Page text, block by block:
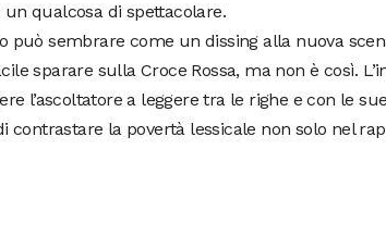
qualcosa di spettacolare.
può sembrare come un dissing alla nuova
sparare sulla Croce Rossa, ma non è così.
l’ascoltatore a leggere tra le righe e con le
contrastare la povertà lessicale non solo nel